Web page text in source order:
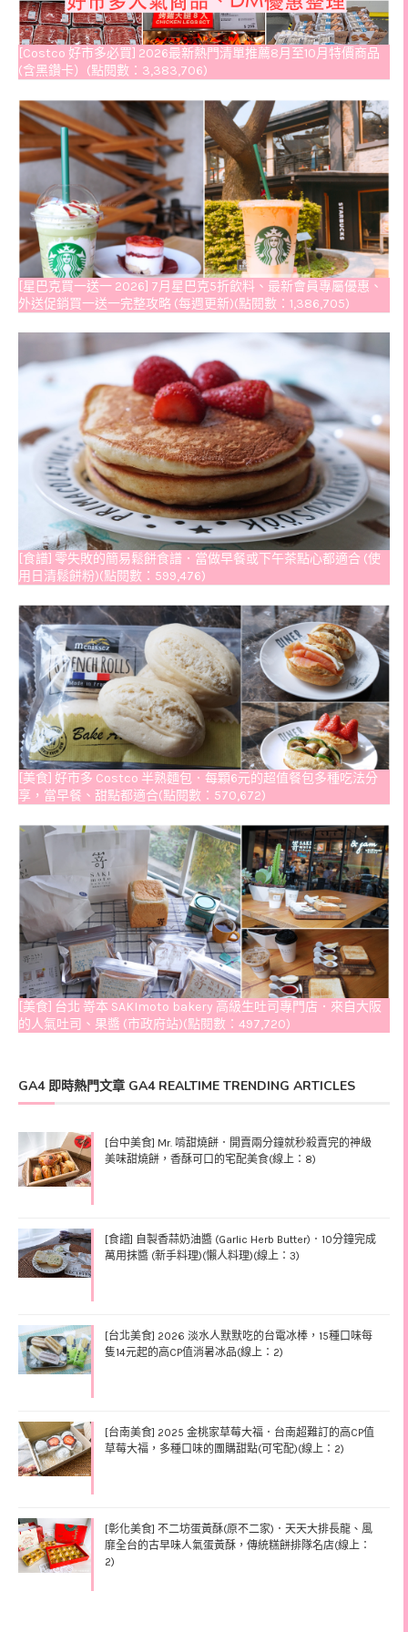
[Costco 好市多必買] 2026最新熱門清單推薦8月至10月特價商品
(含黑鑽卡）(點閱數：3,383,706)
[星巴克買一送一 2026] 7月星巴克5折飲料、最新會員專屬優惠、
外送促銷買一送一完整攻略 (每週更新)(點閱數：1,386,705)
[食譜] 零失敗的簡易鬆餅食譜．當做早餐或下午茶點心都適合 (使
用日清鬆餅粉)(點閱數：599,476)
[美食] 好市多 Costco 半熟麵包．每顆6元的超值餐包多種吃法分
享，當早餐、甜點都適合(點閱數：570,672)
[美食] 台北 嵜本 SAKImoto bakery 高級生吐司專門店．來自大阪
的人氣吐司、果醬 (市政府站)(點閱數：497,720)
GA4 即時熱門文章 GA4 REALTIME TRENDING ARTICLES
[台中美食] Mr. 啃甜燒餅．開賣兩分鐘就秒殺賣完的神級
美味甜燒餅，香酥可口的宅配美食(線上：8)
[食譜] 自製香蒜奶油醬 (Garlic Herb Butter)．10分鐘完成
萬用抹醬 (新手料理)(懶人料理)(線上：3)
[台北美食] 2026 淡水人默默吃的台電冰棒，15種口味每
隻14元起的高CP值消暑冰品(線上：2)
[台南美食] 2025 金桃家草莓大福．台南超難訂的高CP值
草莓大福，多種口味的團購甜點(可宅配)(線上：2)
[彰化美食] 不二坊蛋黃酥(原不二家)．天天大排長龍、風
靡全台的古早味人氣蛋黃酥，傳統糕餅排隊名店(線上：
2)